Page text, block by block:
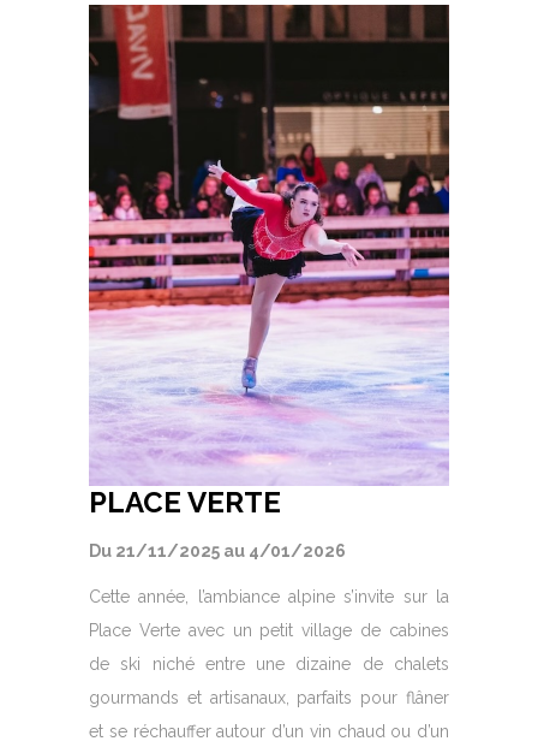
PLACE VERTE
Du 21/11/2025 au 4/01/2026
Cette année, l’ambiance alpine s’invite sur la
Place Verte avec un petit village de cabines
de ski niché entre une dizaine de chalets
gourmands et artisanaux, parfaits pour flâner
et se réchauffer autour d’un vin chaud ou d’un